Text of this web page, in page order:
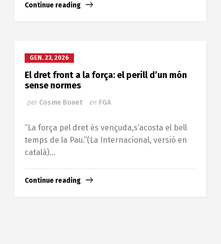
Continue reading
GEN. 23, 2026
El dret front a la força: el perill d’un món
sense normes
per Cosme Bonet en FGA
“La força pel dret és vençuda,s’acosta el bell
temps de la Pau.”(La Internacional, versió en
català)...
Continue reading